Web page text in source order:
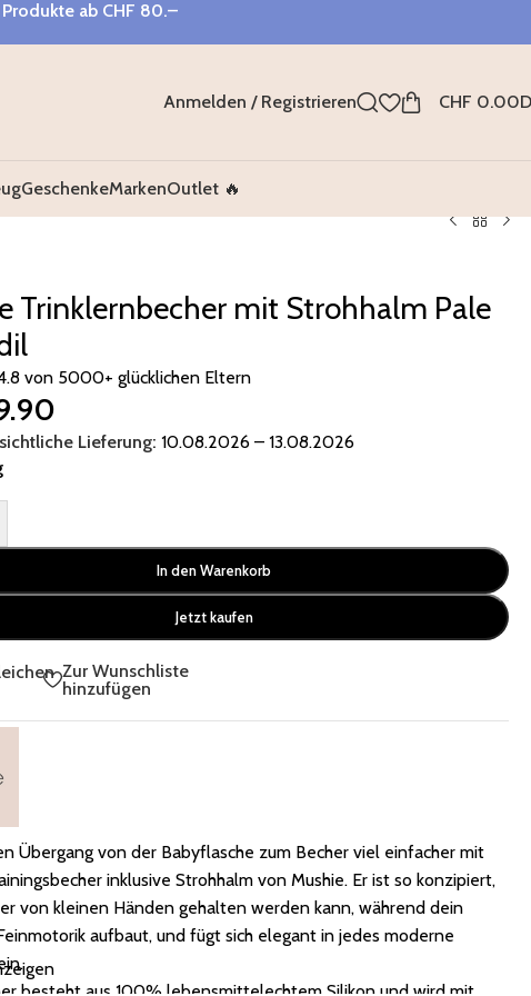
ab CHF 80.–
Anmelden / Registrieren CHF 0.00
GeschenkeMarkenOutlet 🔥
Trinklernbecher mit Strohhalm Pale
von 5000+ glücklichen Eltern
Lieferung: 10.08.2026 – 13.08.2026
In den Warenkorb
Jetzt kaufen
Zur Wunschliste
hinzufügen
Übergang von der Babyflasche zum Becher viel einfacher mit
inklusive Strohhalm von Mushie. Er ist so konzipiert,
von kleinen Händen gehalten werden kann, während dein
aufbaut, und fügt sich elegant in jedes moderne
besteht aus 100% lebensmittelechtem Silikon und wird mit